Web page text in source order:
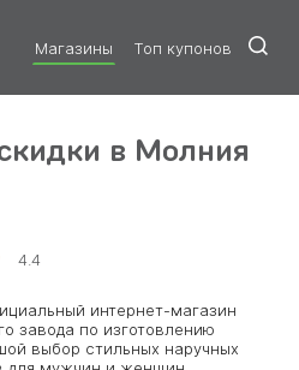
Магазины Топ купонов
в Молния
4.4
интернет-магазин
завода по изготовлению
выбор стильных наручных